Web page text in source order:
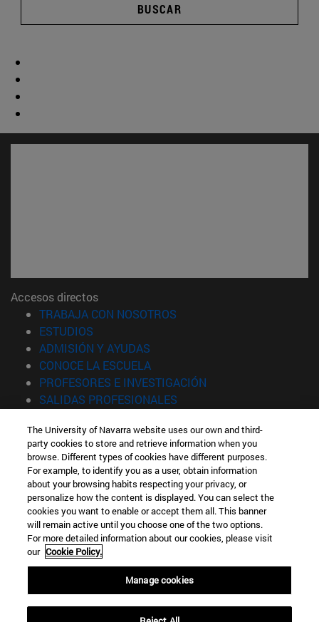
BUSCAR
Accesos directos
TRABAJA CON NOSOTROS
ESTUDIOS
ADMISIÓN Y AYUDAS
CONOCE LA ESCUELA(abre en nueva ventana)
PROFESORES E INVESTIGACIÓN
SALIDAS PROFESIONALES
Información
TFNO +34 943 21 98 77
¿QUÉ GRADO TE INTERESA?
¿QUÉ MÁSTER TE INTERESA?
© Universidad de Navarra
Información legal
Accesibilidad
Configuración de cookies
Localizador de campus
The University of Navarra website uses our own and third-
party cookies to store and retrieve information when you
browse. Different types of cookies have different purposes.
For example, to identify you as a user, obtain information
about your browsing habits respecting your privacy, or
personalize how the content is displayed. You can select the
cookies you want to enable or accept them all. This banner
will remain active until you choose one of the two options.
For more detailed information about our cookies, please visit
our Cookie Policy.
Manage cookies